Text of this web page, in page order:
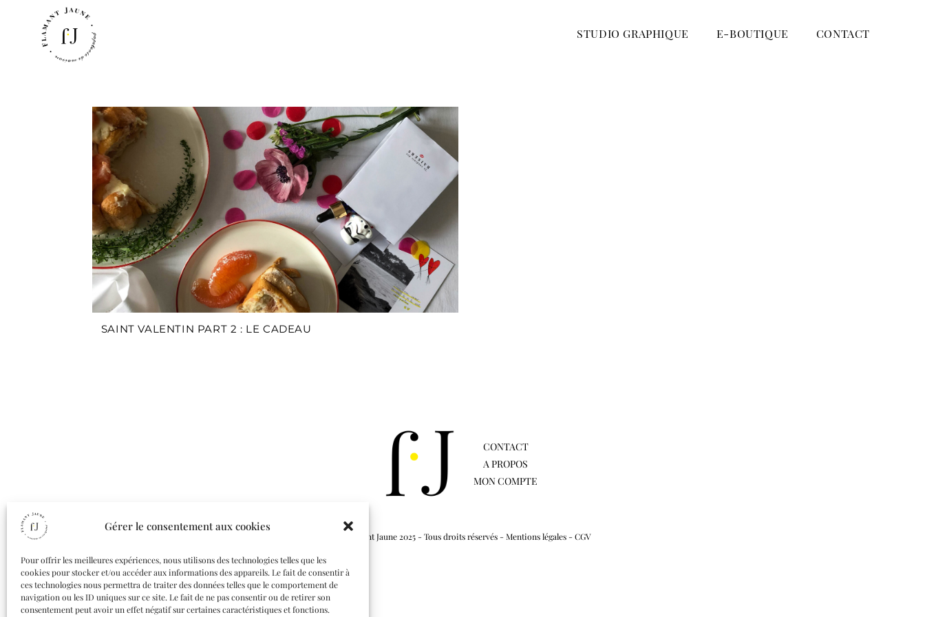
Gérer le consentement aux cookies
Pour offrir les meilleures expériences, nous utilisons des technologies telles que les
cookies pour stocker et/ou accéder aux informations des appareils. Le fait de consentir à
ces technologies nous permettra de traiter des données telles que le comportement de
navigation ou les ID uniques sur ce site. Le fait de ne pas consentir ou de retirer son
consentement peut avoir un effet négatif sur certaines caractéristiques et fonctions.
STUDIO GRAPHIQUE E-BOUTIQUE CONTACT
SAINT VALENTIN PART 2 : LE CADEAU
CONTACT
A PROPOS
MON COMPTE
© Flamant Jaune 2025 - Tous droits réservés - Mentions légales- CGV